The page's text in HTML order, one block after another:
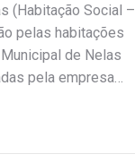
(Habitação Social –
pelas habitações
de Nelas
pela empresa…